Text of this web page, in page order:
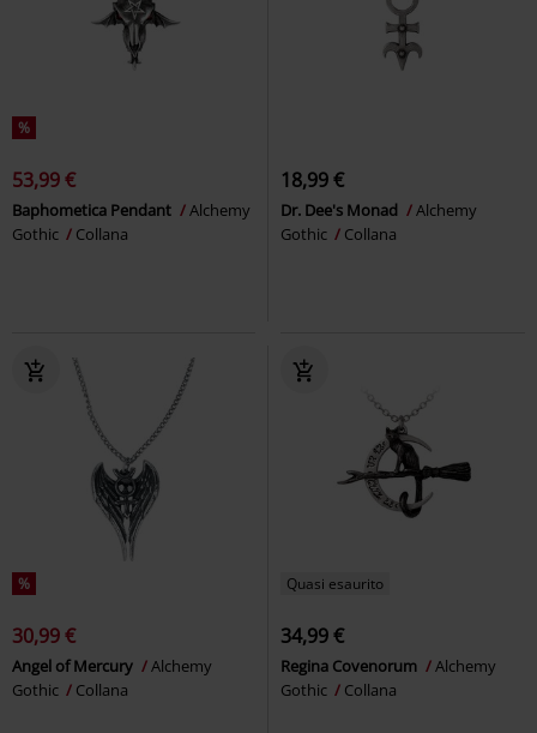
%
53,99 €
Baphometica Pendant
Alchemy
Gothic
Collana
18,99 €
Dr. Dee's Monad
Alchemy
Gothic
Collana
%
30,99 €
Angel of Mercury
Alchemy
Gothic
Collana
Quasi esaurito
34,99 €
Regina Covenorum
Alchemy
Gothic
Collana